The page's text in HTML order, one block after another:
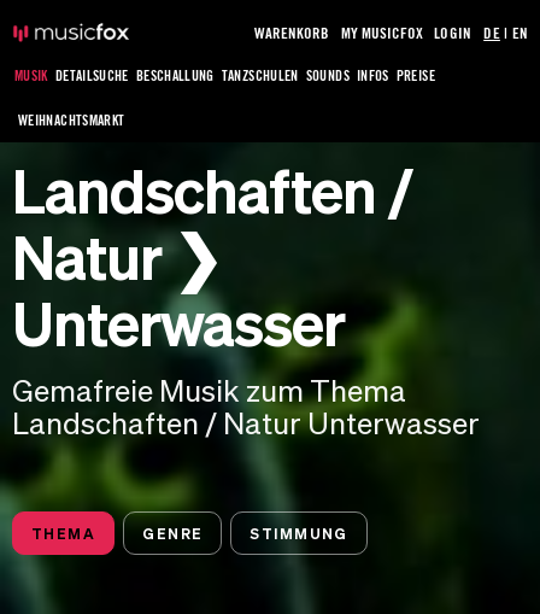
MUSIK DETAILSUCHE BESCHALLUNG TANZSCHULEN SOUNDS INFOS PREISE
WEIHNACHTSMARKT
WARENKORB MY MUSICFOX LOGIN DE| EN
Landschaften /
Natur ❯
Unterwasser
Gemafreie Musik zum Thema
Landschaften / Natur Unterwasser
THEMA GENRE STIMMUNG